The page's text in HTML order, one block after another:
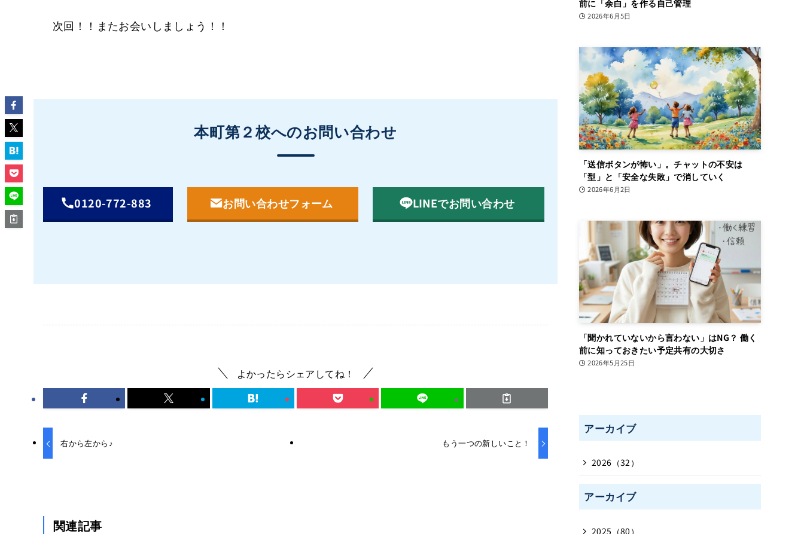
次回！！またお会いしましょう！！
本町第２校へのお問い合わせ
0120-772-883 お問い合わせフォーム LINEでお問い合わせ
よかったらシェアしてね！
右から左から♪ もう一つの新しいこと！
関連記事
前に「余白」を作る自己管理
2026年6月5日
「送信ボタンが怖い」。チャットの不安は
「型」と「安全な失敗」で消していく
2026年6月2日
「聞かれていないから言わない」はNG？ 働く
前に知っておきたい予定共有の大切さ
2026年5月25日
アーカイブ
2026（32）
アーカイブ
2025（80）